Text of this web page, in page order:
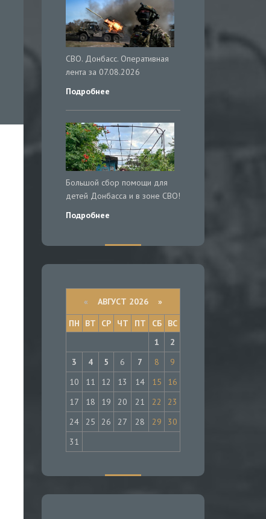
СВО. Донбасс. Оперативная
лента за 07.08.2026
Подробнее
Большой сбор помощи для
детей Донбасса и в зоне СВО!
Подробнее
« АВГУСТ 2026 »
ПН
ВТ СР ЧТ ПТ СБ
ВС
1
2
3
4 5 6 7 8
9
10
11 12 13 14 15
16
17
18 19 20 21 22
23
24
25 26 27 28 29
30
31